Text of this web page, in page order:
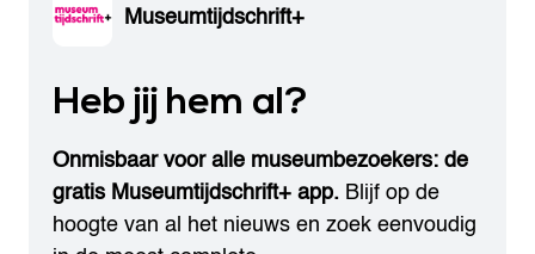
Museumtijdschrift+
Heb jij hem al?
Onmisbaar voor alle museumbezoekers: de
gratis Museumtijdschrift+ app. Blijf op de
hoogte van al het nieuws en zoek eenvoudig